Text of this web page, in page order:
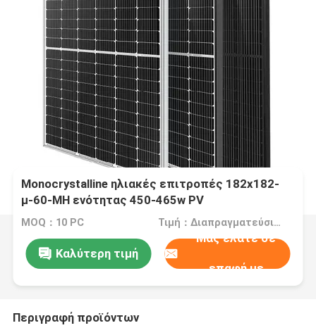
Monocrystalline ηλιακές επιτροπές 182x182-
μ-60-MH ενότητας 450-465w PV
MOQ：10 PC Τιμή：Διαπραγματεύσιμα
Καλύτερη τιμή
Μας ελάτε σε
επαφή με
Περιγραφή προϊόντων